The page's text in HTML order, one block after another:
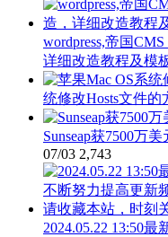
wordpress,帝国
详细改造教程及模
统修改Hosts文件的
Sunseap获7500万
07/03 2,743
2024.05.22 13:50